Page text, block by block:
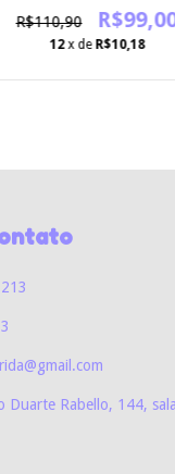
R$110,90
12 x de R$10,18
Duarte Rabello, 144,